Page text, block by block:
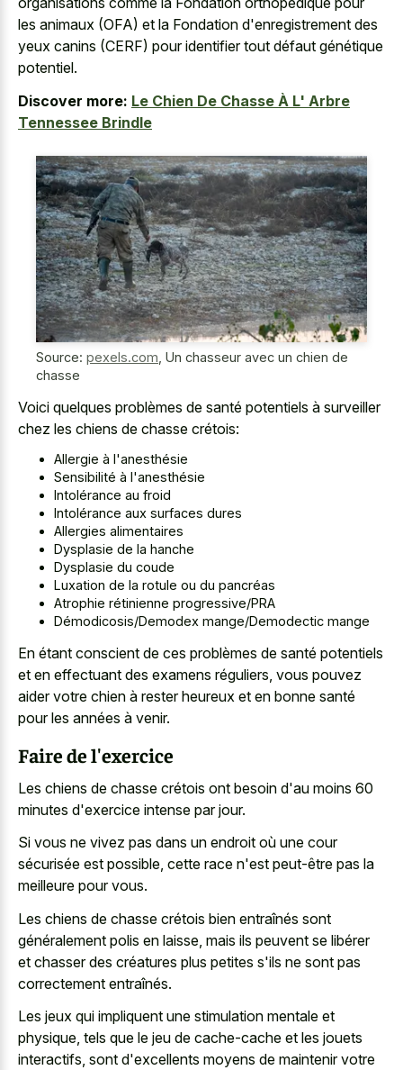
les animaux (OFA) et la Fondation d'enregistrement des
yeux canins (CERF) pour identifier tout défaut génétique
potentiel.
Discover more: Le Chien De Chasse À L' Arbre
Tennessee Brindle
Source: pexels.com, Un chasseur avec un chien de
chasse
Voici quelques problèmes de santé potentiels à surveiller
chez les chiens de chasse crétois:
Allergie à l'anesthésie
Sensibilité à l'anesthésie
Intolérance au froid
Intolérance aux surfaces dures
Allergies alimentaires
Dysplasie de la hanche
Dysplasie du coude
Luxation de la rotule ou du pancréas
Atrophie rétinienne progressive/PRA
Démodicosis/Demodex mange/Demodectic mange
En étant conscient de ces problèmes de santé potentiels
et en effectuant des examens réguliers, vous pouvez
aider votre chien à rester heureux et en bonne santé
pour les années à venir.
Faire de l'exercice
Les chiens de chasse crétois ont besoin d'au moins 60
minutes d'exercice intense par jour.
Si vous ne vivez pas dans un endroit où une cour
sécurisée est possible, cette race n'est peut-être pas la
meilleure pour vous.
Les chiens de chasse crétois bien entraînés sont
généralement polis en laisse, mais ils peuvent se libérer
et chasser des créatures plus petites s'ils ne sont pas
correctement entraînés.
Les jeux qui impliquent une stimulation mentale et
physique, tels que le jeu de cache-cache et les jouets
interactifs, sont d'excellents moyens de maintenir votre